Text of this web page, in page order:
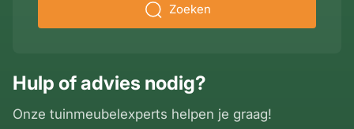
Hulp of advies nodig?
Onze tuinmeubelexperts helpen je graag!
Zoeken